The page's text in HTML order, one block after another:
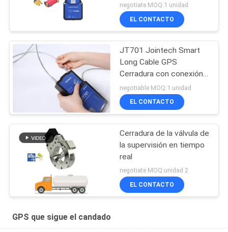
negotiate MOQ:1 unidad
EL CONTACTO
JT701 Jointech Smart
Long Cable GPS
Cerradura con conexión a
Internet
negotiable MOQ:1 unidad
EL CONTACTO
Cerradura de la válvula de
la supervisión en tiempo
real
negotiate MOQ:unidad 2
EL CONTACTO
GPS que sigue el candado